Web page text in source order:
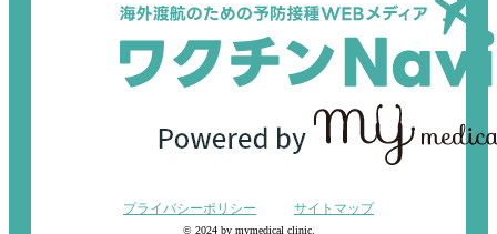
プライバシーポリシー サイトマップ
© 2024 by mymedical clinic.